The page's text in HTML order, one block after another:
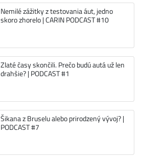
Nemilé zážitky z testovania áut, jedno
skoro zhorelo | CARIN PODCAST #10
Zlaté časy skončili. Prečo budú autá už len
drahšie? | PODCAST #1
Šikana z Bruselu alebo prirodzený vývoj? |
PODCAST #7